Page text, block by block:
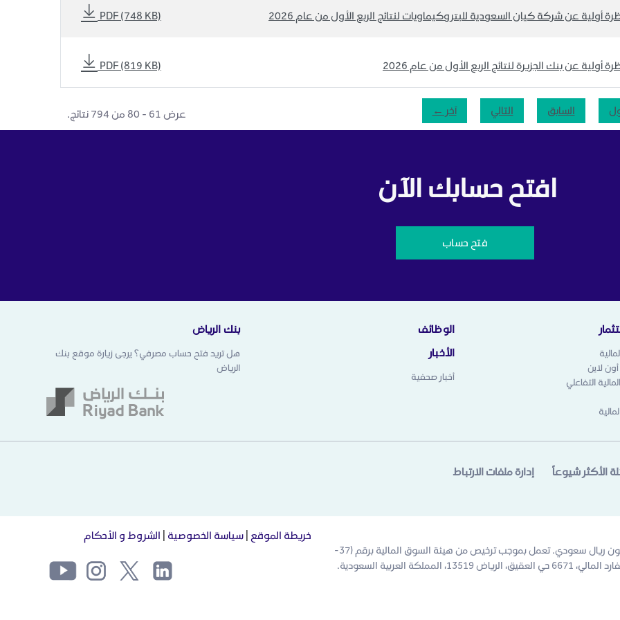
أولية عن شركة كيان السعودية للبتروكيماويات لنتائج الربع الأول من عام 2026 PDF (748 KB)
أولية عن بنك الجزيرة لنتائج الربع الأول من عام 2026 PDF (819 KB)
عرض ٦١ - ٨٠ من ٧٩٤ نتائج. السابق التالي آخر ←
افتح حسابك الآن
فتح حساب
أون لاين
التفاعلي
الوظائف
الأخبار
أخبار صحفية
بنك الرياض
هل تريد فتح حساب مصرفي؟ يرجى زيارة موقع بنك
الرياض
الأكثر شيوعاً إدارة ملفات الارتباط
الرياض المالية شركة مساهمة مقفلة. رأس المال المدفوع 500 مليون ريال سعودي. تعمل بموجب ترخيص من هيئة السوق المالية برقم (37-
خريطة الموقع سياسة الخصوصية الشروط و الأحكام